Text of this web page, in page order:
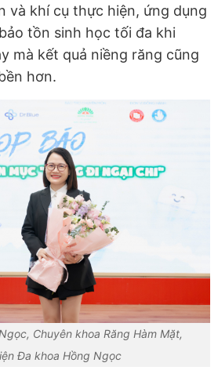
và khí cụ thực hiện, ứng dụng
tồn sinh học tối đa khi
mà kết quả niềng răng cũng
hơn.
Chuyên khoa Răng Hàm Mặt,
Đa khoa Hồng Ngọc